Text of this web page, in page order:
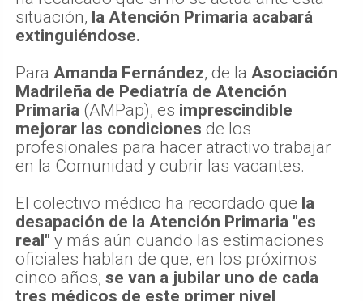
situación, la Atención Primaria acabará
extinguiéndose.
Para Amanda Fernández, de la Asociación
Madrileña de Pediatría de Atención
Primaria (AMPap), es imprescindible
mejorar las condiciones de los
profesionales para hacer atractivo trabajar
en la Comunidad y cubrir las vacantes.
El colectivo médico ha recordado que la
desapación de la Atención Primaria "es
real" y más aún cuando las estimaciones
oficiales hablan de que, en los próximos
cinco años, se van a jubilar uno de cada
tres médicos de este primer nivel